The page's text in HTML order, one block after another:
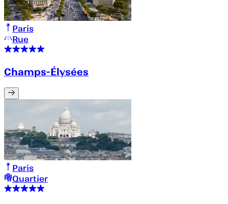
Paris
Rue
Champs-Élysées
Paris
Quartier